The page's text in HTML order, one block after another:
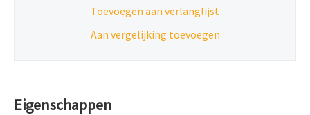
Toevoegen aan verlanglijst
Aan vergelijking toevoegen
Eigenschappen